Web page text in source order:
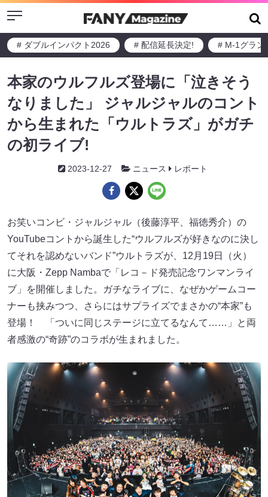
Menu
# ダブルインパクト2026 # 配信延長決定! # M-1グラン
本家のウルフルズ登場に「泣きそう
なりました」 ジャルジャルのコント
から生まれた「ウルトラズ」がガチ
の初ライブ!
2023-12-27 ニュース レポート
お笑いコンビ・ジャルジャル（後藤淳平、福徳秀介）の
YouTubeコントから誕生した“ウルフルズが好きなのに決し
てそれを認めないバンド”ウルトラズが、12月19日（火）
に大阪・Zepp Nambaで「レコ－ド発売記念ワンマンライ
ブ」を開催しました。ガチなライブに、なぜかゲームコー
ナーも挟みつつ、さらにはサプライズでまさかの“本家”も
登場！ 「ついに同じステージに立てるなんて……」と両
者感激の“奇跡”のコラボが生まれました。